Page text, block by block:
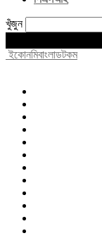
খুঁজুন
ইকোনমিবাংলাডটকম